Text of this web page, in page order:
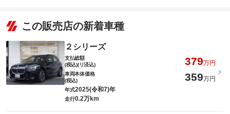
この販売店の新着車種
２シリーズ
支払総額
(税込)(リ済込)
379万円
車両本体価格
(税込)
359万円
年式2025(令和7)年
走行0.2万km